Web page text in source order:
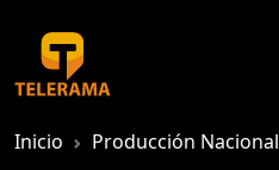
Inicio Producción Nacional